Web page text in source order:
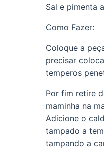
Sal e pimenta
Como Fazer:
Coloque a
precisar
temperos
Por fim retire
maminha na
Adicione o
tampado a
tampando a